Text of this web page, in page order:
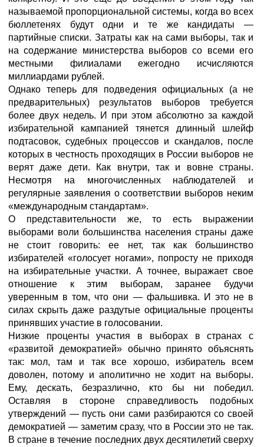
называемой пропорциональной системы, когда во всех
бюллетенях будут одни и те же кандидаты —
партийные списки. Затраты как на сами выборы, так и
на содержание министерства выборов со всеми его
местными филиалами ежегодно исчисляются
миллиардами рублей.
Однако теперь для подведения официальных (а не
предварительных) результатов выборов требуется
более двух недель. И при этом абсолютно за каждой
избирательной кампанией тянется длинный шлейф
подтасовок, судебных процессов и скандалов, после
которых в честность проходящих в России выборов не
верят даже дети. Как внутри, так и вовне страны.
Несмотря на многочисленных наблюдателей и
регулярные заявления о соответствии выборов неким
«международным стандартам».
О представительности же, то есть выражении
выборами воли большинства населения страны даже
не стоит говорить: ее нет, так как большинство
избирателей «голосует ногами», попросту не приходя
на избирательные участки. А точнее, выражает свое
отношение к этим выборам, заранее будучи
уверенным в том, что они — фальшивка. И это не в
силах скрыть даже раздутые официальные проценты
принявших участие в голосовании.
Низкие проценты участия в выборах в странах с
«развитой демократией» обычно принято объяснять
так: мол, там и так все хорошо, избиратель всем
доволен, потому и аполитично не ходит на выборы.
Ему, дескать, безразлично, кто бы ни победил.
Оставляя в стороне справедливость подобных
утверждений — пусть они сами разбираются со своей
демократией — заметим сразу, что в России это не так.
В стране в течение последних двух десятилетий сверху